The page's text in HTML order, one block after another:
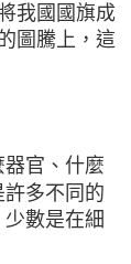
我國國旗成
圖騰上，這
官、什麼
多不同的
數是在細